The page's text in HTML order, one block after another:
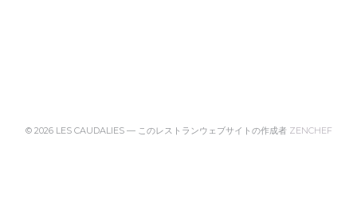
© 2026 LES CAUDALIES — このレストランウェブサイトの作成者 ZENCHEF((新し